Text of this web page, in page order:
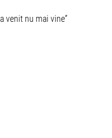
venit nu mai vine”